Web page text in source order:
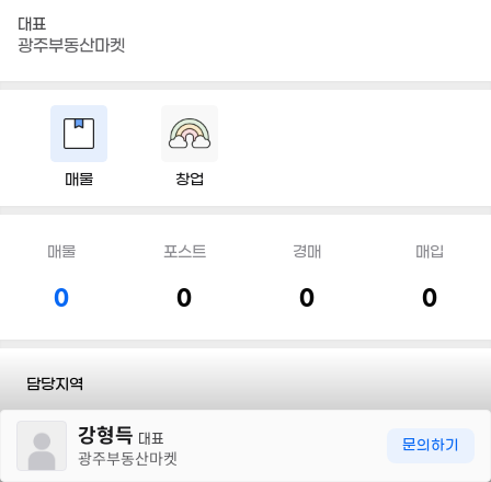
대표
광주부동산마켓
매물 창업
매물
0
포스트
0
경매
0
매입
0
담당지역
전화 강형득 대표
광주부동산마켓
문의하기